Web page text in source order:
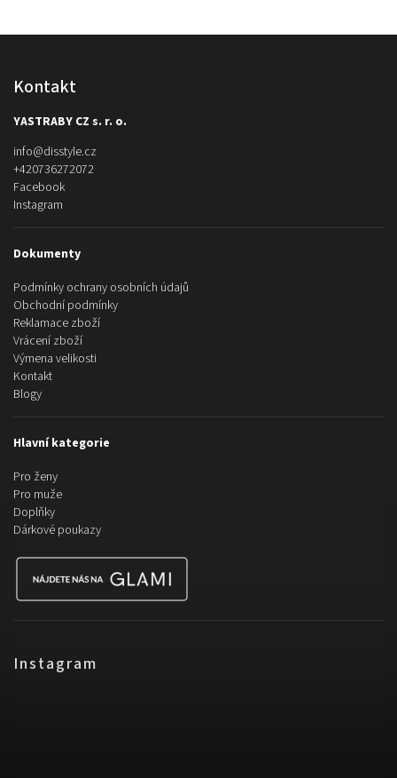
Kontakt
YASTRABY CZ s. r. o.
info@disstyle.cz
+420736272072
Facebook
Instagram
Dokumenty
Podmínky ochrany osobních údajů
Obchodní podmínky
Reklamace zboží
Vrácení zboží
Výmena velikosti
Kontakt
Blogy
Hlavní kategorie
Pro ženy
Pro muže
Doplňky
Dárkové poukazy
Instagram